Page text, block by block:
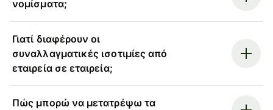
νομίσματα;
Γιατί διαφέρουν οι
συναλλαγματικές ισοτιμίες από
εταιρεία σε εταιρεία;
Πώς μπορώ να μετατρέψω τα